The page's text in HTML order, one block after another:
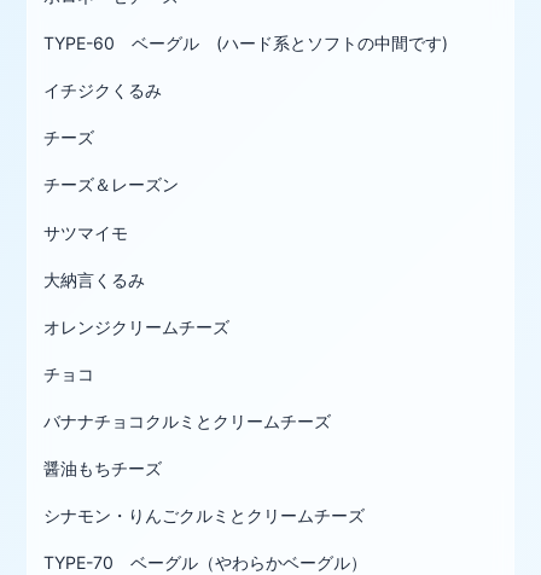
TYPE-60 ベーグル (ハード系とソフトの中間です)
イチジクくるみ
チーズ
チーズ＆レーズン
サツマイモ
大納言くるみ
オレンジクリームチーズ
チョコ
バナナチョコクルミとクリームチーズ
醤油もちチーズ
シナモン・りんごクルミとクリームチーズ
TYPE-70 ベーグル（やわらかベーグル）